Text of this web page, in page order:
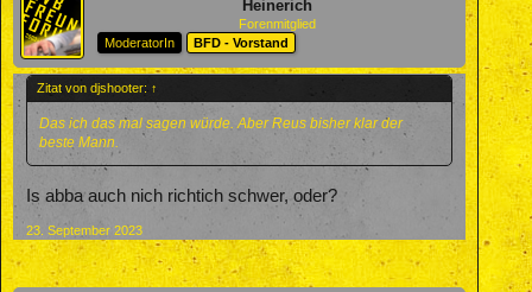
Heinerich
Forenmitglied
ModeratorIn
BFD - Vorstand
Zitat von djshooter: ↑
Das ich das mal sagen würde. Aber Reus bisher klar der
beste Mann.
Is abba auch nich richtich schwer, oder?
23. September 2023